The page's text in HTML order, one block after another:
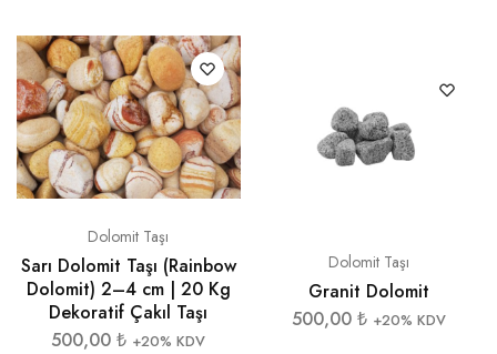
Dolomit Taşı
Sarı Dolomit Taşı (Rainbow
Dolomit) 2–4 cm | 20 Kg
Dekoratif Çakıl Taşı
500,00₺ +20% KDV
Dolomit Taşı
Granit Dolomit
500,00 ₺ +20% KDV